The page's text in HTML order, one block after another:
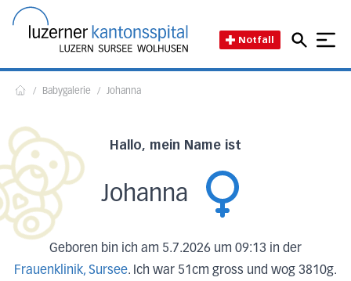
Notfall
/ Babygalerie / Johanna
Hallo, mein Name ist
Johanna
Geboren bin ich am 5.7.2026 um 09:13 in der
Frauenklinik, Sursee. Ich war 51cm gross und wog 3810g.